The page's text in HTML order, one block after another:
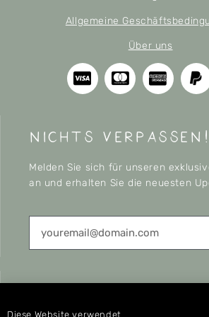
Allgemeine
Über uns
nichts verpassen!
Melden Sie sich für unseren
an und erhalten Sie die neuesten
CONNECT
Diese Website verwendet